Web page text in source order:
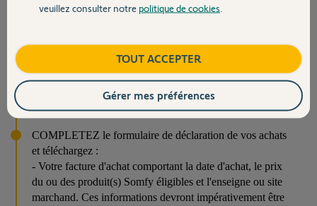
oelentre le 01/12/2021 et le 15/01/2022 [23h59] muni de
COMPLETEZ le formulaire de participation en ligne en
indiquant vos coordonnées personnelles (nom, prénom,
(pour les achats dans les enseignes concernées).
COMPLETEZ le formulaire de déclaration de vos achats
et téléchargez :
- Votre facture d'achat comportant la date d'achat, le prix
du ou des produit(s) Somfy éligibles et l'enseigne ou site
marchand. Ces informations devront impérativement être
veuillez consulter notre politique de cookies
TOUT ACCEPTER
Gérer mes préférences